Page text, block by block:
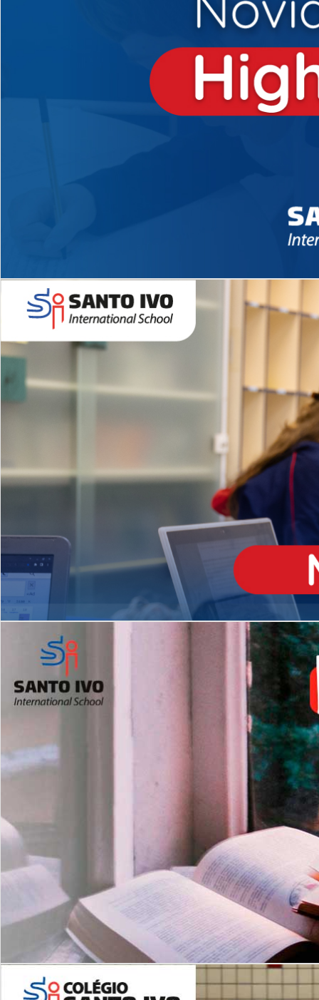
Novidades 2026 High School
Matrículas Abertas 2026
Leituras Literárias
EDUCAÇÃO INFANTIL
Inglês todos os dias
MÉDIO
igh School
Dupla Diplomação
2º AO 5º ANO FUNDAMENTAL
es
Com imersão Bilingue - Anos
Finais
6º AO 9º ANO FUNDAMENTAL
Inglês: Turmas Reduzidas
(Proficiência)